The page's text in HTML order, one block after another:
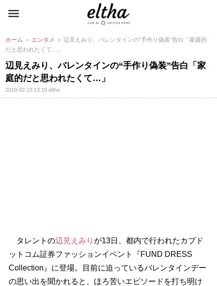
ホーム ＞ エンタメ ＞ 辺見えみり、バレンタインの“手作り偽装”告白「家庭的
だと思われたくて…」
辺見えみり、バレンタインの“手作り偽装”告白「家
庭的だと思われたくて…」
2019-02-13 13:19eltha
タレントの辺見えみり が13日、都内で行われたカブド
ットコム証券ファッションイベント『FUND DRESS
Collection』に登場。目前に迫っているバレンタインデー
の思い出を聞かれると、ほろ苦いエピソードを打ち明け